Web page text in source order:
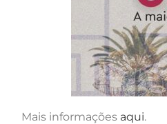
Mais informações aqui.